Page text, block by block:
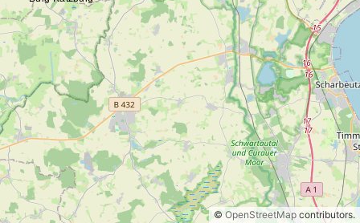
© OpenStreetMap contributors.